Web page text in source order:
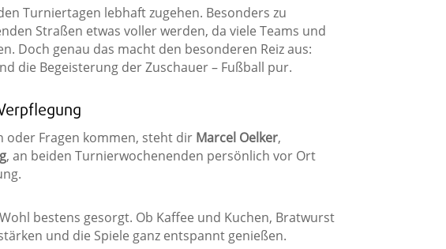
Turniertagen lebhaft zugehen. Besonders zu
Straßen etwas voller werden, da viele Teams und
Doch genau das macht den besonderen Reiz aus:
die Begeisterung der Zuschauer – Fußball pur.
oder Fragen kommen, steht dir Marcel Oelker,
, an beiden Turnierwochenenden persönlich vor Ort
bestens gesorgt. Ob Kaffee und Kuchen, Bratwurst
und die Spiele ganz entspannt genießen.